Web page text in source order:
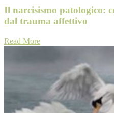
Il narcisismo patologico:
dal trauma affettivo
Read More